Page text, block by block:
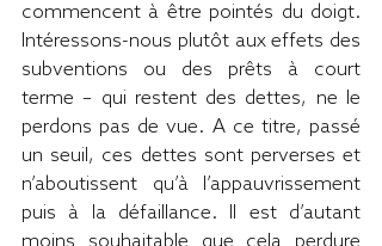
commencent à être pointés du doigt.
Intéressons-nous plutôt aux effets des
subventions ou des prêts à court
terme – qui restent des dettes, ne le
perdons pas de vue. A ce titre, passé
un seuil, ces dettes sont perverses et
n’aboutissent qu’à l’appauvrissement
puis à la défaillance. Il est d’autant